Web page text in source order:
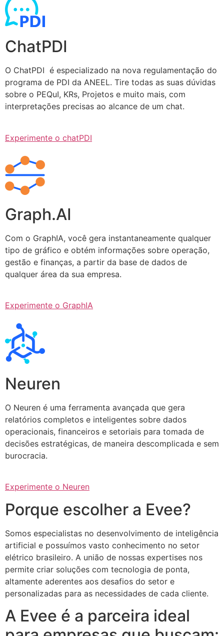
ChatPDI
O ChatPDI é especializado na nova regulamentação do
programa de PDI da ANEEL. Tire todas as suas dúvidas
sobre o PEQuI, KRs, Projetos e muito mais, com
interpretações precisas ao alcance de um chat.
Experimente o chatPDI
Graph.AI
Com o GraphIA, você gera instantaneamente qualquer
tipo de gráfico e obtém informações sobre operação,
gestão e finanças, a partir da base de dados de
qualquer área da sua empresa.
Experimente o GraphIA
Neuren
O Neuren é uma ferramenta avançada que gera
relatórios completos e inteligentes sobre dados
operacionais, financeiros e setoriais para tomada de
decisões estratégicas, de maneira descomplicada e sem
burocracia.
Experimente o Neuren
Porque escolher a Evee?
Somos especialistas no desenvolvimento de inteligência
artificial e possuímos vasto conhecimento no setor
elétrico brasileiro. A união de nossas expertises nos
permite criar soluções com tecnologia de ponta,
altamente aderentes aos desafios do setor e
personalizadas para as necessidades de cada cliente.
A Evee é a parceira ideal